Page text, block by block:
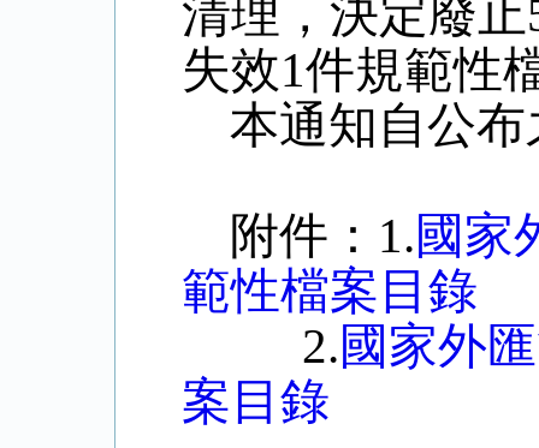
清理，決定廢
失效1件規範性
本通知自公
附件： 1.國家
範性檔案目錄
2.國家外
案目錄